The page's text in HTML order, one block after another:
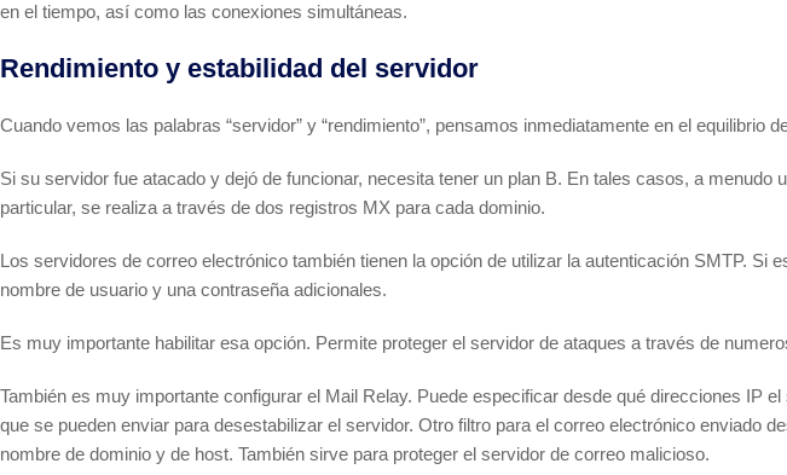
en el tiempo, así como las conexiones simultáneas.
Rendimiento y estabilidad del servidor
Cuando vemos las palabras “servidor” y “rendimiento”, pensamos inmediatamente en el equilibrio
Si su servidor fue atacado y dejó de funcionar, necesita tener un plan B. En tales casos, a
particular, se realiza a través de dos registros MX para cada dominio.
Los servidores de correo electrónico también tienen la opción de utilizar la autenticación SMTP. Si
nombre de usuario y una contraseña adicionales.
Es muy importante habilitar esa opción. Permite proteger el servidor de ataques a través de
También es muy importante configurar el Mail Relay. Puede especificar desde qué direcciones IP
que se pueden enviar para desestabilizar el servidor. Otro filtro para el correo electrónico enviado
nombre de dominio y de host. También sirve para proteger el servidor de correo malicioso.